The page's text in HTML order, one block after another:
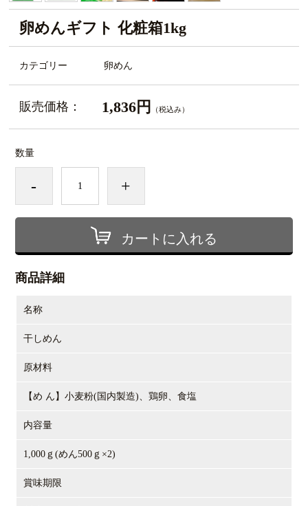
卵めんギフト 化粧箱1kg
カテゴリー 卵めん
販売価格： 1,836円 （税込み）
数量
- +
カートに入れる
商品詳細
名称
干しめん
原材料
【め ん】小麦粉(国内製造)、鶏卵、食塩
内容量
1,000ｇ(めん500ｇ×2)
賞味期限